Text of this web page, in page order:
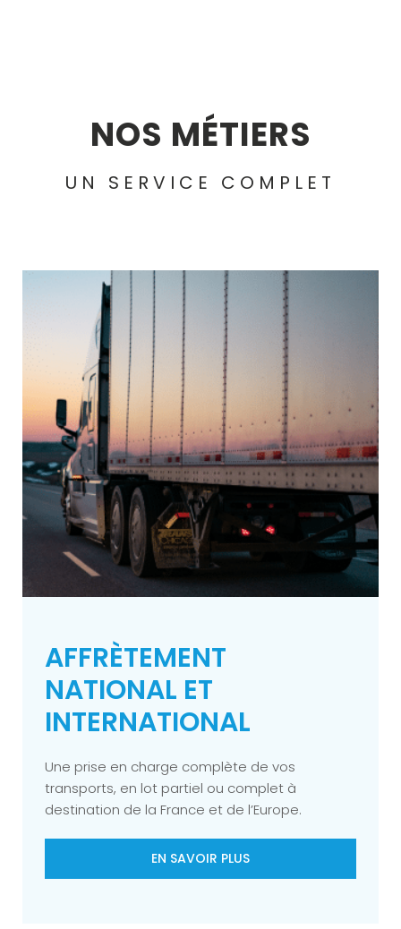
NOS MÉTIERS
UN SERVICE COMPLET
AFFRÈTEMENT
NATIONAL ET
INTERNATIONAL
Une prise en charge complète de vos
transports, en lot partiel ou complet à
destination de la France et de l’Europe.
EN SAVOIR PLUS